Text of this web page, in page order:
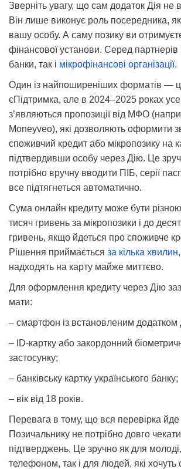
Зверніть увагу, що сам додаток Дія не
Він лише виконує роль посередника,
вашу особу. А саму позику ви
фінансової установи. Серед
банки, так і мікрофінансові організації.
Один із найпоширеніших форматів —
єПідтримка, але в 2024–2025 роках
з’являються пропозиції від МФО
Moneyveo), які дозволяють оформити
споживчий кредит або мікропозику на
підтвердивши особу через Дію. Це
потрібно вручну вводити ПІБ, серії
все підтягнеться автоматично.
Сума онлайн кредиту може бути різною:
тисяч гривень за мікропозики і до
гривень, якщо йдеться про споживче
Рішення приймається за кілька хвилин
надходять на карту майже миттєво.
Для оформлення кредиту через Дію
мати:
– смартфон із встановленим додатком
– ID-картку або закордонний
застосунку;
– банківську картку українського банку;
– вік від 18 років.
Перевага в тому, що вся перевірка
Позичальнику не потрібно довго чекати
підтверджень. Це зручно як для
телефоном, так і для людей, які хочуть